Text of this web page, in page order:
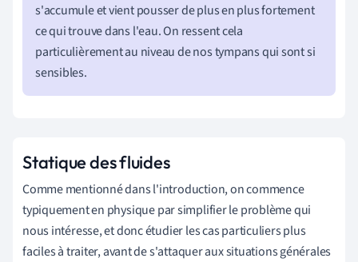
s'accumule et vient pousser de plus en plus fortement
ce qui trouve dans l'eau. On ressent cela
particulièrement au niveau de nos tympans qui sont si
sensibles.
Statique des fluides
Comme mentionné dans l'introduction, on commence
typiquementen physique parsimplifier le problème qui
nous intéresse, et donc étudier les cas particuliers plus
faciles à traiter, avant de s'attaquer aux situations générales